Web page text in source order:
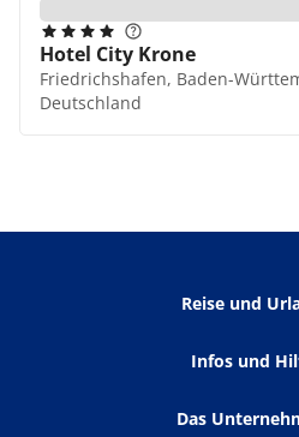
Hotel City Krone
Friedrichshafen, Baden-
Deutschland
Reise und
Infos und
Das